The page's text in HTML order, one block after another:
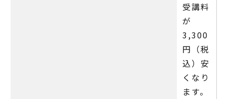
受講料
が
3,300
円（税
込）安
くなり
ます。